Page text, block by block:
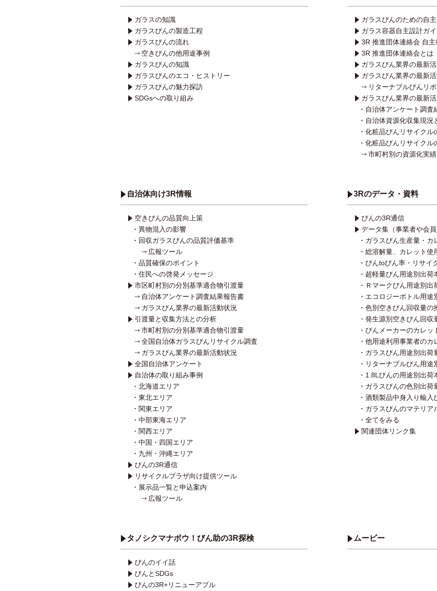
ガラスの知識
ガラスびんの製造工程
ガラスびんの流れ
空きびんの他用途事例
ガラスびんの知識
ガラスびんのエコ・ヒストリー
ガラスびんの魅力探訪
SDGsへの取り組み
ガラスびんのための自
ガラス容器自主設計ガ
3R 推進団体連絡会 自
3R 推進団体連絡会とは
ガラスびん業界の最新
ガラスびん業界の最新
リターナブルびんリ
ガラスびん業界の最新
自治体アンケート調査
自治体資源化収集現況
化粧品びんリサイクル
化粧品びんリサイクル
市町村別の資源化実績
自治体向け3R情報
空きびんの品質向上策
異物混入の影響
回収ガラスびんの品質評価基準
広報ツール
品質確保のポイント
住民への啓発メッセージ
市区町村別の分別基準適合物引渡量
自治体アンケート調査結果報告書
ガラスびん業界の最新活動状況
引渡量と収集方法との分析
市町村別の分別基準適合物引渡量
全国自治体ガラスびんリサイクル調査
ガラスびん業界の最新活動状況
全国自治体アンケート
自治体の取り組み事例
北海道エリア
東北エリア
関東エリア
中部東海エリア
関西エリア
中国・四国エリア
九州・沖縄エリア
びんの3R通信
リサイクルプラザ向け提供ツール
展示品一覧と申込案内
広報ツール
3Rのデータ・資料
びんの3R通信
データ集（事業者や会
ガラスびん生産量・カ
総溶解量、カレット使
びんtoびん率・リサイ
超軽量びん用途別出荷
Ｒマークびん用途別出
エコロジーボトル用途
色別空きびん回収量の
発生源別空きびん回収
びんメーカーのカレッ
他用途利用事業者のカ
ガラスびん用途別出荷
リターナブルびん用途
1.8Lびんの用途別出荷
ガラスびんの色別出荷
酒類製品中身入り輸入
ガラスびんのマテリア
全てをみる
関連団体リンク集
タノシクマナボウ！びん助の3R探検
びんのイイ話
びんとSDGs
びんの3R+リニューアブル
ムービー